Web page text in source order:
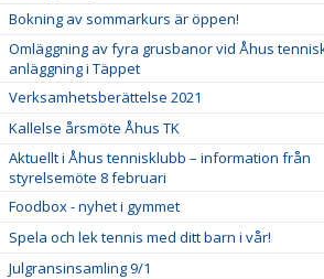
Bokning av sommarkurs är öppen!
Omläggning av fyra grusbanor vid Åhus
anläggning i Täppet
Verksamhetsberättelse 2021
Kallelse årsmöte Åhus TK
Aktuellt i Åhus tennisklubb – information från
styrelsemöte 8 februari
Foodbox - nyhet i gymmet
Spela och lek tennis med ditt barn i vår!
Julgransinsamling 9/1